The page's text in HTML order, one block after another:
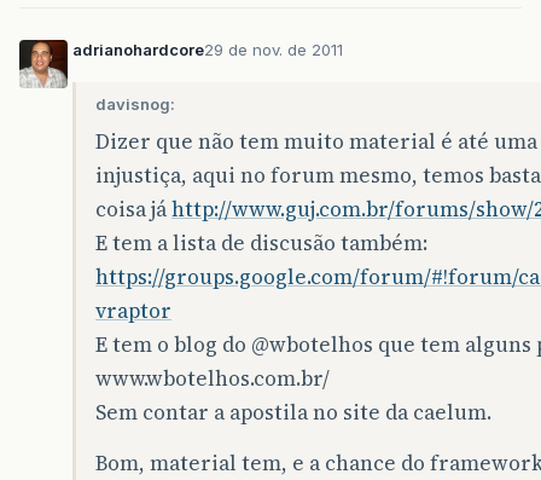
adrianohardcore29 de nov. de 2011
davisnog:
Dizer que não tem muito material é até uma
injustiça, aqui no forum mesmo, temos
coisa jáhttp://www.guj.com.br/forums/show/
E tem a lista de discusão também:
https://groups.google.com/forum/#!forum/
vraptor
E tem o blog do @wbotelhos que tem alguns
www.wbotelhos.com.br/
Sem contar a apostila no site da caelum.
Bom, material tem, e a chance do